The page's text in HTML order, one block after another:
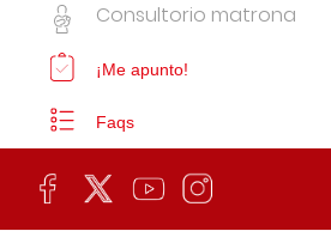
Consultorio matrona
¡Me apunto!
Faqs